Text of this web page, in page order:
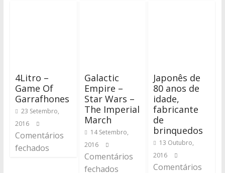
4Litro –
Game Of
Garrafhones
23 Setembro,
2016
Comentários
fechados
Galactic
Empire –
Star Wars –
The Imperial
March
14 Setembro,
2016
Comentários
fechados
Japonês de
80 anos de
idade,
fabricante
de
brinquedos
13 Outubro,
2016
Comentários